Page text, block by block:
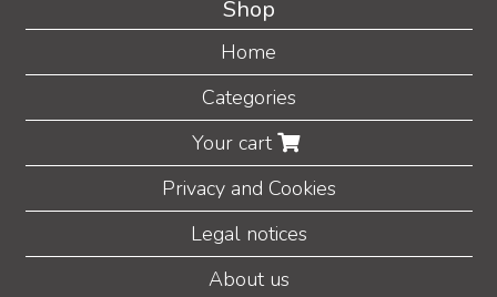
Shop
Home
Categories
Your cart
Privacy and Cookies
Legal notices
About us